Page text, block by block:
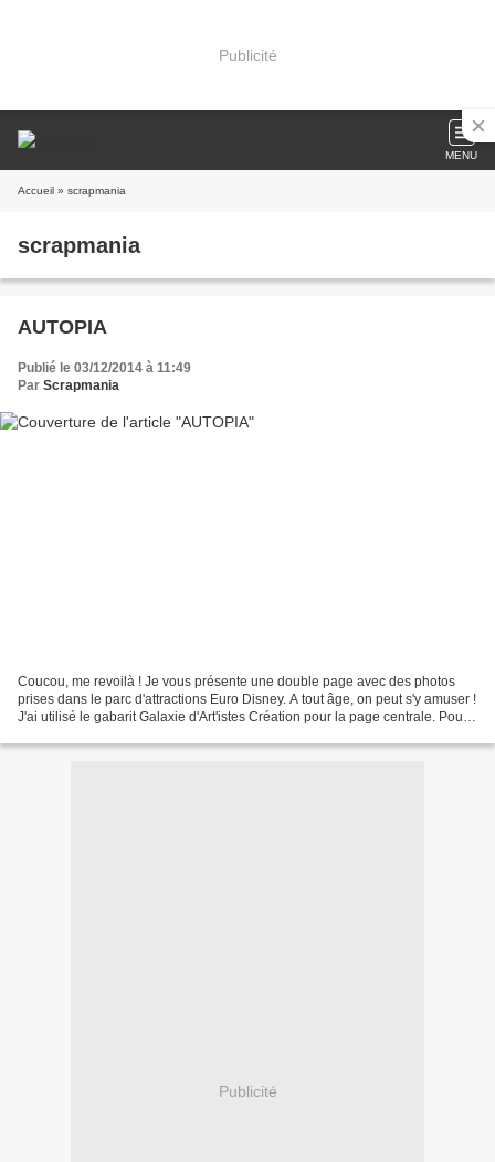
Publicité
MENU
Accueil » scrapmania
scrapmania
AUTOPIA
Publié le 03/12/2014 à 11:49
Par Scrapmania
Coucou, me revoilà ! Je vous présente une double page avec des photos
prises dans le parc d'attractions Euro Disney. A tout âge, on peut s'y amuser !
J'ai utilisé le gabarit Galaxie d'Art'istes Création pour la page centrale. Pour
Publicité